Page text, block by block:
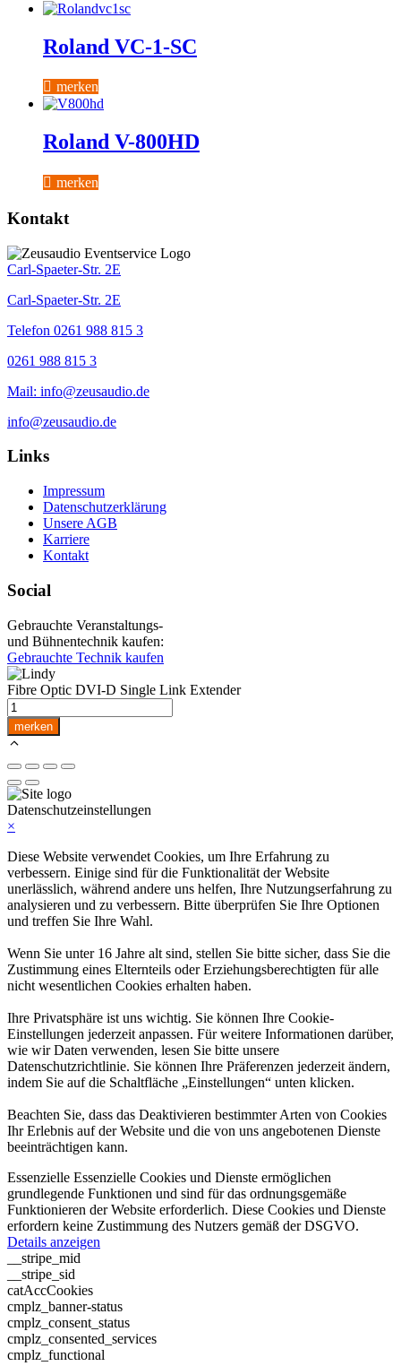
Roland VC-1-SC
merken
Roland V-800HD
merken
Kontakt
Carl-Spaeter-Str. 2E
Carl-Spaeter-Str. 2E
Telefon 0261 988 815 3
0261 988 815 3
Mail: info@zeusaudio.de
info@zeusaudio.de
Links
Impressum
Datenschutzerklärung
Unsere AGB
Karriere
Kontakt
Social
Gebrauchte Veranstaltungs-
und Bühnentechnik kaufen:
Gebrauchte Technik kaufen
Fibre Optic DVI-D Single Link Extender
Fibre
Optic
DVI-
Single
Link
Extender
Menge
merken
Datenschutzeinstellungen
×
Diese Website verwendet Cookies, um Ihre Erfahrung zu
verbessern. Einige sind für die Funktionalität der Website
unerlässlich, während andere uns helfen, Ihre Nutzungserfahrung zu
analysieren und zu verbessern. Bitte überprüfen Sie Ihre Optionen
und treffen Sie Ihre Wahl.
Wenn Sie unter 16 Jahre alt sind, stellen Sie bitte sicher, dass Sie die
Zustimmung eines Elternteils oder Erziehungsberechtigten für alle
nicht wesentlichen Cookies erhalten haben.
Ihre Privatsphäre ist uns wichtig. Sie können Ihre Cookie-
Einstellungen jederzeit anpassen. Für weitere Informationen darüber,
wie wir Daten verwenden, lesen Sie bitte unsere
Datenschutzrichtlinie. Sie können Ihre Präferenzen jederzeit ändern,
indem Sie auf die Schaltfläche „Einstellungen“ unten klicken.
Beachten Sie, dass das Deaktivieren bestimmter Arten von Cookies
Ihr Erlebnis auf der Website und die von uns angebotenen Dienste
beeinträchtigen kann.
Essenzielle Essenzielle Cookies und Dienste ermöglichen
grundlegende Funktionen und sind für das ordnungsgemäße
Funktionieren der Website erforderlich. Diese Cookies und Dienste
erfordern keine Zustimmung des Nutzers gemäß der DSGVO.
Details anzeigen
__stripe_mid
__stripe_sid
catAccCookies
cmplz_banner-status
cmplz_consent_status
cmplz_consented_services
cmplz_functional